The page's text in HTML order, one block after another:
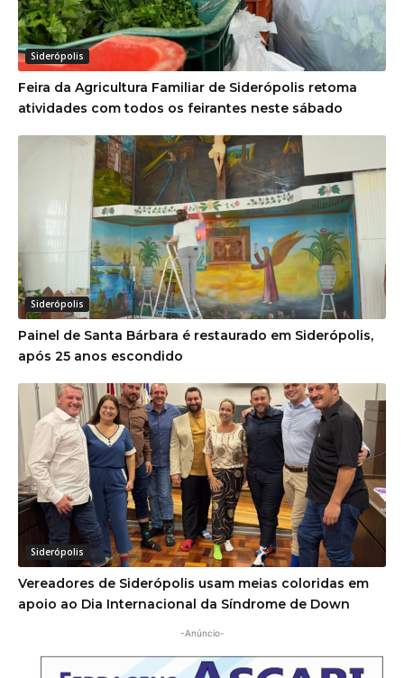
Siderópolis
Feira da Agricultura Familiar de Siderópolis retoma
atividades com todos os feirantes neste sábado
Siderópolis
Painel de Santa Bárbara é restaurado em Siderópolis,
após 25 anos escondido
Siderópolis
Vereadores de Siderópolis usam meias coloridas em
apoio ao Dia Internacional da Síndrome de Down
-Anúncio-